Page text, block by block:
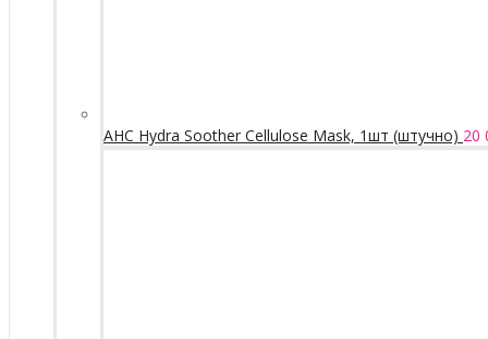
AHC Hydra Soother Cellulose Mask, 1шт (штучно) 20